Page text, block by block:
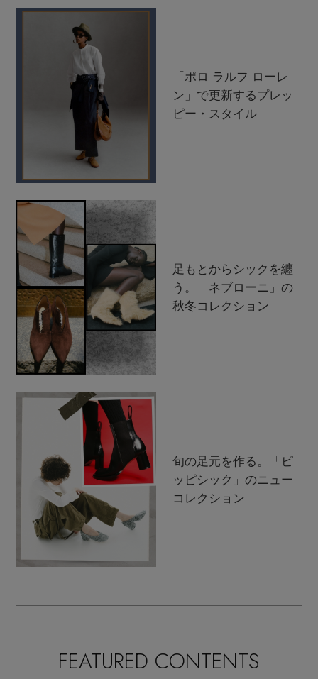
「ポロ ラルフ ローレ
ン」で更新するプレッ
ピー・スタイル
足もとからシックを纏
う。「ネブローニ」の
秋冬コレクション
旬の足元を作る。「ピ
ッピシック」のニュー
コレクション
FEATURED CONTENTS